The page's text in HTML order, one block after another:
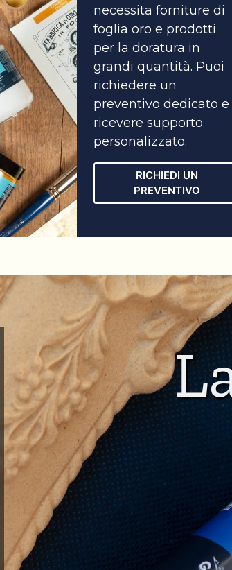
necessita forniture di
foglia oro e prodotti
per la doratura in
grandi quantità. Puoi
richiedere un
preventivo dedicato e
ricevere supporto
personalizzato.
RICHIEDI UN
PREVENTIVO